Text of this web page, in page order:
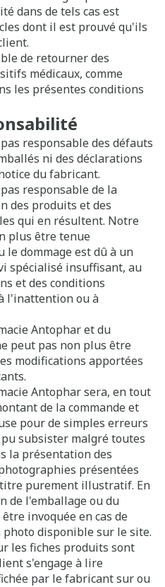
dans de tels cas est
dont il est prouvé qu'ils
de retourner des
médicaux, comme
les présentes conditions
responsable des défauts
ni des déclarations
du fabricant.
responsable de la
des produits et des
qui en résultent. Notre
plus être tenue
le dommage est dû à un
spécialisé insuffisant, au
et des conditions
l'inattention ou à
Antophar et du
peut pas non plus être
modifications apportées
Antophar sera, en tout
de la commande et
pour de simples erreurs
subsister malgré toutes
la présentation des
présentées
purement illustratif. En
de l'emballage ou du
invoquée en cas de
disponible sur le site.
les fiches produits sont
s'engage à lire
par le fabricant sur ou